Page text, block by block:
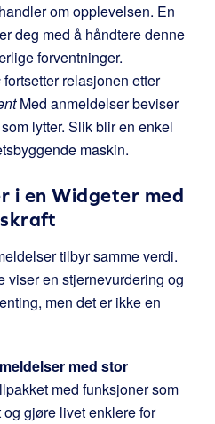
om opplevelsen. En
deg med å håndtere denne
forventninger.
fortsetter relasjonen etter
Med anmeldelser beviser
lytter. Slik blir en enkel
maskin.
i en Widgeter med
tilbyr samme verdi.
viser en stjernevurdering og
men det er ikke en
med stor
med funksjoner som
gjøre livet enklere for